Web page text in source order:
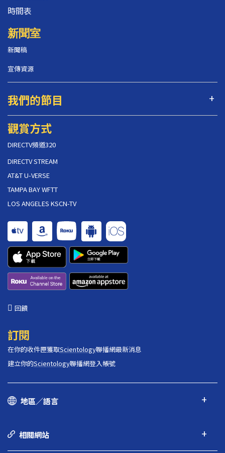
時間表
新聞室
新聞稿
宣傳資源
我們的節目
觀賞方式
DIRECTV頻道320
DIRECTV STREAM
AT&T U-VERSE
TAMPA BAY WFTT
LOS ANGELES KSCN-TV
回饋
訂閱
在你的收件匣獲取Scientology聯播網最新消息
建立你的Scientology聯播網登入帳號
地區／語言
相關網站